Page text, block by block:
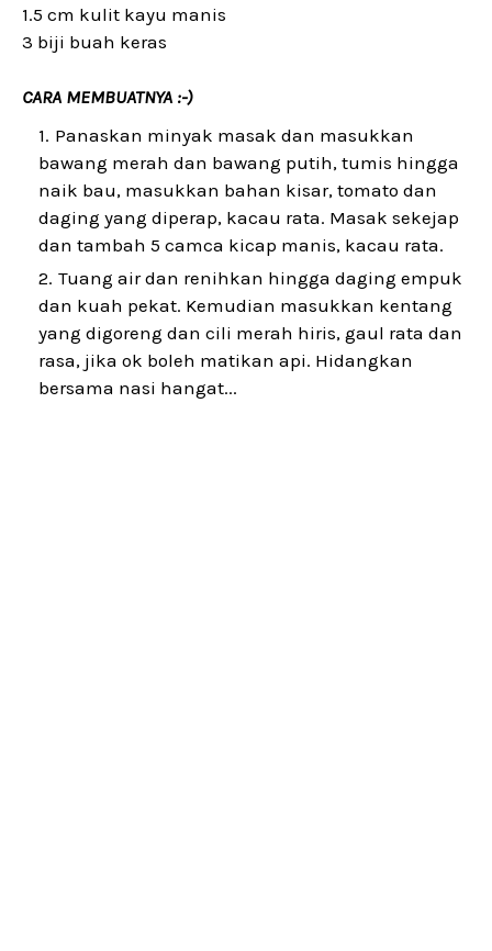
1.5 cm kulit kayu manis
3 biji buah keras
CARA MEMBUATNYA :-)
Panaskan minyak masak dan masukkan
bawang merah dan bawang putih, tumis hingga
naik bau, masukkan bahan kisar, tomato dan
daging yang diperap, kacau rata. Masak sekejap
dan tambah 5 camca kicap manis, kacau rata.
Tuang air dan renihkan hingga daging empuk
dan kuah pekat. Kemudian masukkan kentang
yang digoreng dan cili merah hiris, gaul rata dan
rasa, jika ok boleh matikan api. Hidangkan
bersama nasi hangat...